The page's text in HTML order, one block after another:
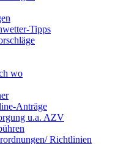
Tipps
wo
Anträge
u.a. AZV
Richtlinien